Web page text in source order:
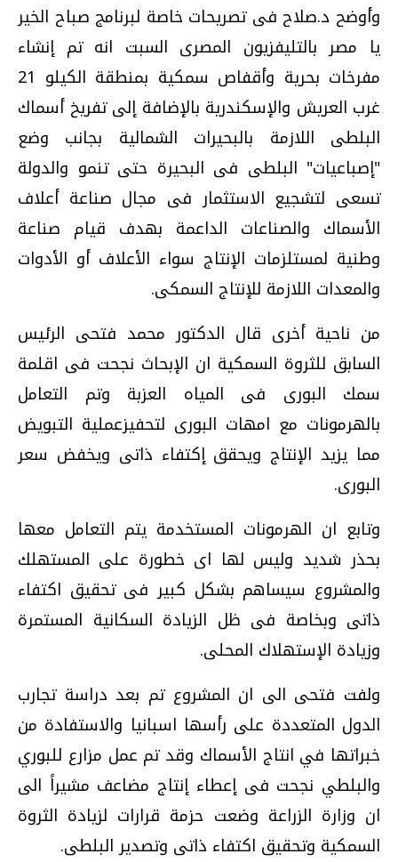
وأوضح د.صلاح فى تصريحات خاصة لبرنامج صباح الخير
يا مصر بالتليفزيون المصرى السبت انه تم إنشاء
مفرخات بحرية وأقفاص سمكية بمنطقة الكيلو 21
غرب العريش والإسكندرية بالإضافة إلى تفريخ أسماك
البلطى اللازمة بالبحيرات الشمالية بجانب وضع
"إصباعيات" البلطى فى البحيرة حتى تنمو والدولة
تسعى لتشجيع الاستثمار فى مجال صناعة أعلاف
الأسماك والصناعات الداعمة بهدف قيام صناعة
وطنية لمستلزمات الإنتاج سواء الأعلاف أو الأدوات
والمعدات اللازمة للإنتاج السمكى.
من ناحية أخرى قال الدكتور محمد فتحى الرئيس
السابق للثروة السمكية ان الإبحاث نجحت فى اقلمة
سمك البورى فى المياه العزبة وتم التعامل
بالهرمونات مع امهات البورى لتحفيزعملية التبويض
مما يزيد الإنتاج ويحقق إكتفاء ذاتى ويخفض سعر
البورى.
وتابع ان الهرمونات المستخدمة يتم التعامل معها
بحذر شديد وليس لها اى خطورة على المستهلك
والمشروع سيساهم بشكل كبير فى تحقيق اكتفاء
ذاتى وبخاصة فى ظل الزيادة السكانية المستمرة
وزيادة الإستهلاك المحلى.
ولفت فتحى الى ان المشروع تم بعد دراسة تجارب
الدول المتعددة على رأسها اسبانيا والاستفادة من
خبراتها في انتاج الأسماك وقد تم عمل مزارع للبوري
والبلطي نجحت فى إعطاء إنتاج مضاعف مشيراً الى
ان وزارة الزراعة وضعت حزمة قرارات لزيادة الثروة
السمكية وتحقيق اكتفاء ذاتى وتصدير البلطى.